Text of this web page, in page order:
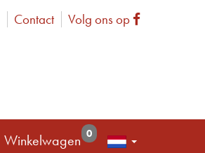
Contact Volg ons op Facebook
Winkelwagen 0